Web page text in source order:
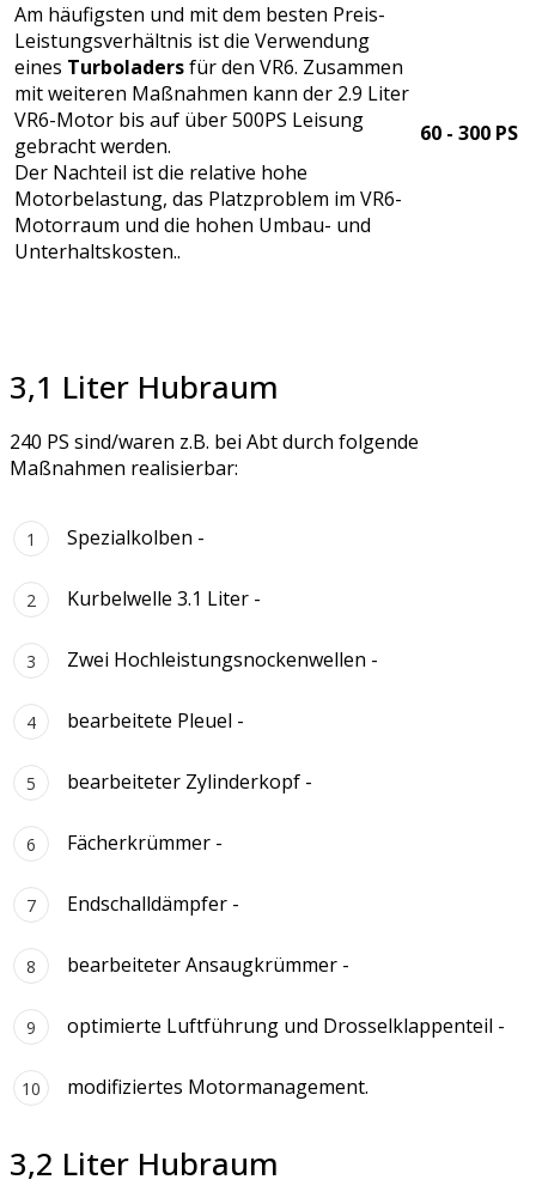
Am häufigsten und mit dem besten Preis-
Leistungsverhältnis ist die Verwendung
eines Turboladersfür den VR6. Zusammen
mit weiteren Maßnahmen kann der 2.9 Liter
VR6-Motor bis auf über 500PS Leisung
gebracht werden.
Der Nachteil ist die relative hohe
Motorbelastung, das Platzproblem im VR6-
Motorraum und die hohen Umbau- und
Unterhaltskosten..
60 - 300 PS
3,1 Liter Hubraum
240 PS sind/waren z.B. bei Abt durch folgende
Maßnahmen realisierbar:
Spezialkolben -
Kurbelwelle 3.1 Liter -
Zwei Hochleistungsnockenwellen -
bearbeitete Pleuel -
bearbeiteter Zylinderkopf -
Fächerkrümmer -
Endschalldämpfer -
bearbeiteter Ansaugkrümmer -
optimierte Luftführung und Drosselklappenteil -
modifiziertes Motormanagement.
3,2 Liter Hubraum